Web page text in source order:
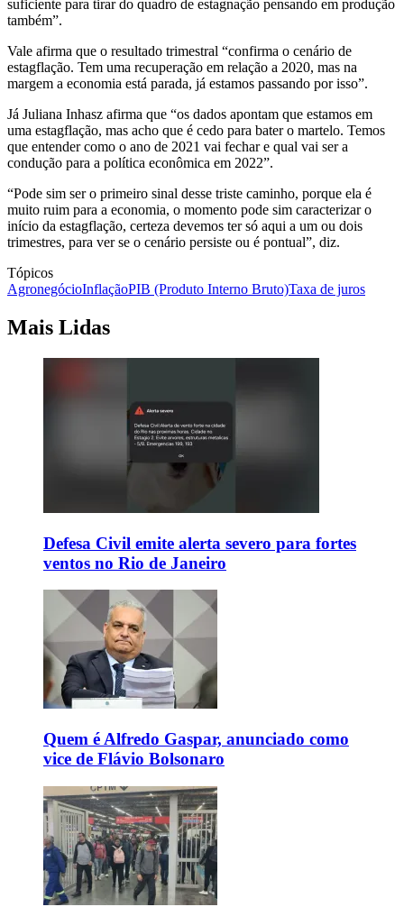
suficiente para tirar do quadro de estagnação pensando em produção
também”.
Vale afirma que o resultado trimestral “confirma o cenário de
estagflação. Tem uma recuperação em relação a 2020, mas na
margem a economia está parada, já estamos passando por isso”.
Já Juliana Inhasz afirma que “os dados apontam que estamos em
uma estagflação, mas acho que é cedo para bater o martelo. Temos
que entender como o ano de 2021 vai fechar e qual vai ser a
condução para a política econômica em 2022”.
“Pode sim ser o primeiro sinal desse triste caminho, porque ela é
muito ruim para a economia, o momento pode sim caracterizar o
início da estagflação, certeza devemos ter só aqui a um ou dois
trimestres, para ver se o cenário persiste ou é pontual”, diz.
Tópicos
AgronegócioInflaçãoPIB (Produto Interno Bruto)Taxa de juros
Mais Lidas
Defesa Civil emite alerta severo para fortes
ventos no Rio de Janeiro
Quem é Alfredo Gaspar, anunciado como
vice de Flávio Bolsonaro